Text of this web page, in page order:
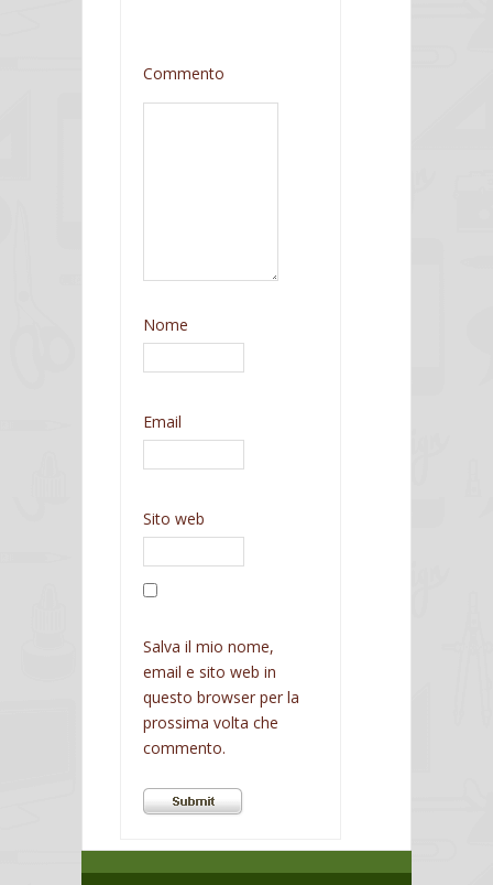
Commento
Nome
Email
Sito web
Salva il mio nome,
email e sito web in
questo browser per la
prossima volta che
commento.